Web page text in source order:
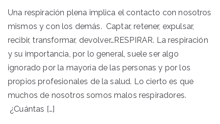
Una respiración plena implica el contacto con nosotros
mismos y con los demás. Captar, retener, expulsar,
recibir, transformar, devolver…RESPIRAR. La respiración
y su importancia, por lo general, suele ser algo
ignorado por la mayoría de las personas y por los
propios profesionales de la salud. Lo cierto es que
muchos de nosotros somos malos respiradores.
¿Cuántas […]